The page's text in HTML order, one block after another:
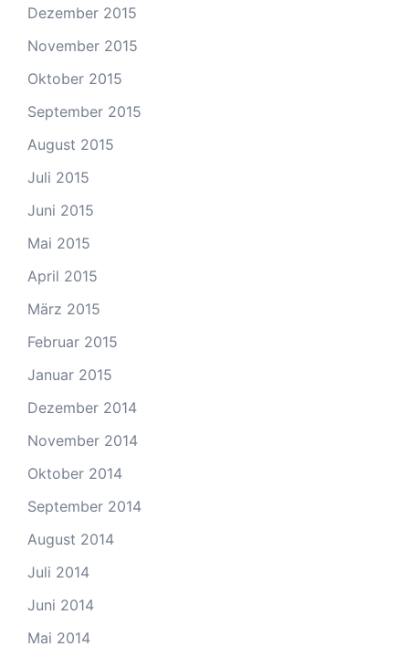
Dezember 2015
November 2015
Oktober 2015
September 2015
August 2015
Juli 2015
Juni 2015
Mai 2015
April 2015
März 2015
Februar 2015
Januar 2015
Dezember 2014
November 2014
Oktober 2014
September 2014
August 2014
Juli 2014
Juni 2014
Mai 2014